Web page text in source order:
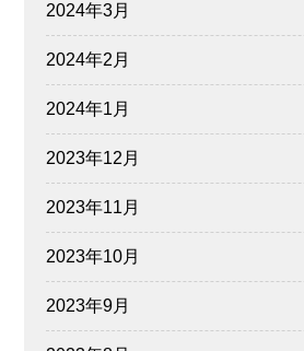
2024年3月
2024年2月
2024年1月
2023年12月
2023年11月
2023年10月
2023年9月